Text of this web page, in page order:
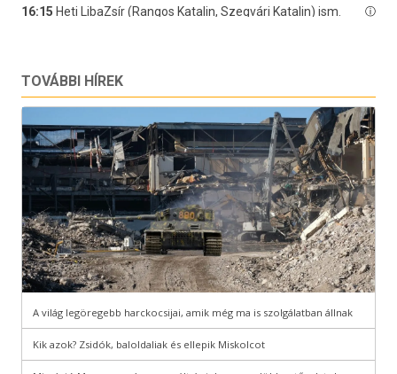
TOVÁBBI HÍREK